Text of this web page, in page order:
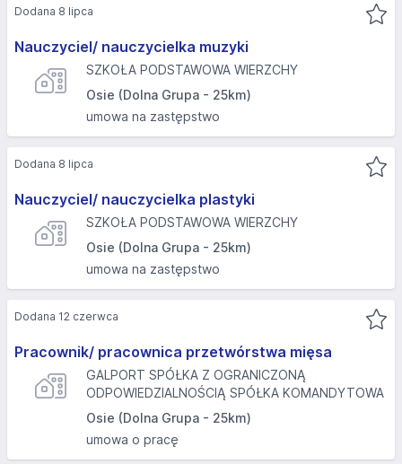
Nauczyciel/ nauczycielka muzyki
SZKOŁA PODSTAWOWA WIERZCHY
Osie (Dolna Grupa - 25km)
umowa na zastępstwo
Dodana 8 lipca
Nauczyciel/ nauczycielka plastyki
SZKOŁA PODSTAWOWA WIERZCHY
Osie (Dolna Grupa - 25km)
umowa na zastępstwo
Dodana 8 lipca
Pracownik/ pracownica przetwórstwa mięsa
GALPORT SPÓŁKA Z OGRANICZONĄ
ODPOWIEDZIALNOŚCIĄ SPÓŁKA KOMANDYTOWA
Osie (Dolna Grupa - 25km)
umowa o pracę
Dodana 12 czerwca